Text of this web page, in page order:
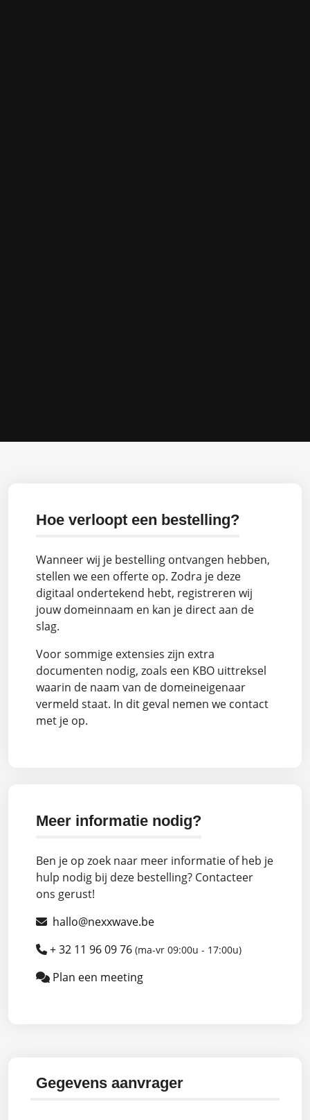
Hoe verloopt een bestelling?
Wanneer wij je bestelling ontvangen hebben,
stellen we een offerte op. Zodra je deze
digitaal ondertekend hebt, registreren wij
jouw domeinnaam en kan je direct aan de
slag.
Voor sommige extensies zijn extra
documenten nodig, zoals een KBO uittreksel
waarin de naam van de domeineigenaar
vermeld staat. In dit geval nemen we contact
met je op.
Meer informatie nodig?
Ben je op zoek naar meer informatie of heb je
hulp nodig bij deze bestelling? Contacteer
ons gerust!
hallo@nexxwave.be
+ 32 11 96 09 76 (ma-vr 09:00u - 17:00u)
Plan een meeting
Gegevens aanvrager